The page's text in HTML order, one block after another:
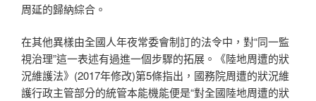
周延的歸納綜合。
在其他異樣由全國人年夜常委會制訂的法令中，對“同一監
視治理”這一表述有過進一個步驟的拓展。《陸地周遭的狀
況維護法》(2017年修改)第5條指出，國務院周遭的狀況維
護行政主管部分的統管本能機能便是“對全國陸地周遭的狀